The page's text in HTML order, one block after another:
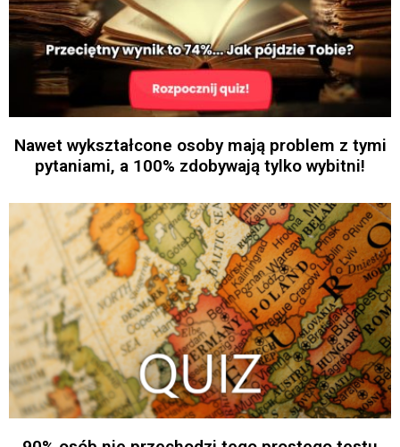
Nawet wykształcone osoby mają problem z tymi
pytaniami, a 100% zdobywają tylko wybitni!